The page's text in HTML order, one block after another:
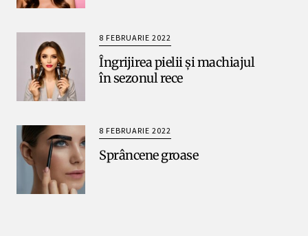
8 FEBRUARIE 2022
Îngrijirea pielii și machiajul
în sezonul rece
8 FEBRUARIE 2022
Sprâncene groase